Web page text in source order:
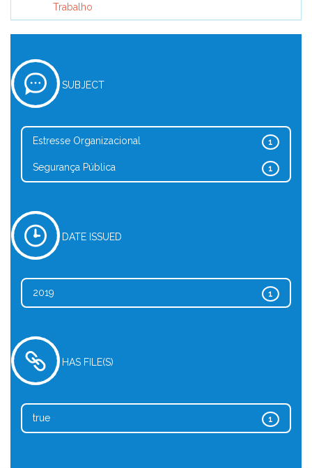
Trabalho
SUBJECT
1
Estresse Organizacional
1
Segurança Pública
DATE ISSUED
1
2019
HAS FILE(S)
1
true